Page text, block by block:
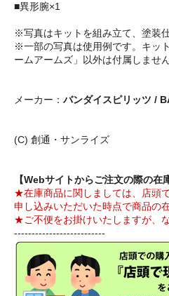
■異形腕×1
※写真はキットを組み立て、塗装
※一部の写真は使用例です。キッ
ームアームズ」以外は付属しません
メーカー： バンダイスピリッツ /
(C) 創通・サンライズ
【Webサイトからご注文の際の在
★在庫商品に関しましては、店頭
申し込みいただいた時点で商品の
★ご不便をお掛けいたしますが、
--------------------------